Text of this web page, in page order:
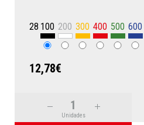
28 100 200 300 400 500 600
12,78€
Unidades